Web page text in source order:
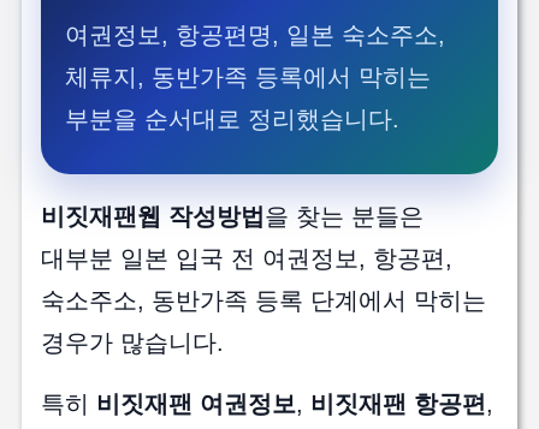
여권정보, 항공편명, 일본 숙소주소,
체류지, 동반가족 등록에서 막히는
부분을 순서대로 정리했습니다.
비짓재팬웹 작성방법을 찾는 분들은
대부분 일본 입국 전 여권정보, 항공편,
숙소주소, 동반가족 등록 단계에서 막히는
경우가 많습니다.
특히 비짓재팬 여권정보, 비짓재팬 항공편,